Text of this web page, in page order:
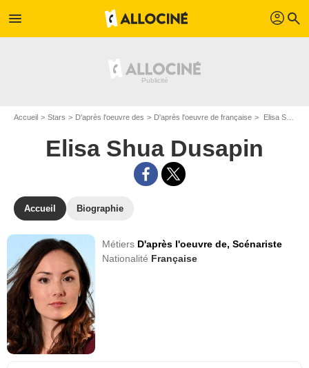
menu profil search
Accueil Stars D'après l'oeuvre des D'après l'oeuvre de française Elisa Shua Dusapin
Elisa Shua Dusapin
Accueil Biographie
Métiers D'après l'oeuvre de,Scénariste
Nationalité Française